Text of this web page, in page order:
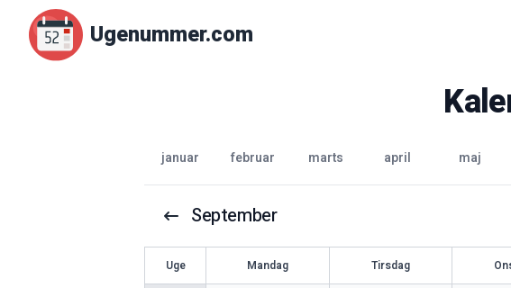
Ugenummer.com
januar februar marts april maj
September
Uge Mandag Tirsdag